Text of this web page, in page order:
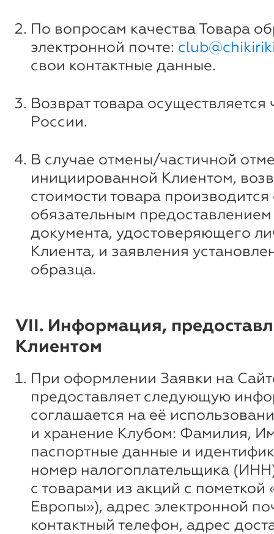
По вопросам качества Товара
электронной почте:
свои контактные данные.
Возврат товара осуществляется
России.
В случае отмены/частичной
инициированной Клиентом,
стоимости товара производится
обязательным
документа, удостоверяющего
Клиента, и заявления
образца.
VII. Информация,
Клиентом
При оформлении Заявки на
предоставляет следующую
соглашается на её
и хранение Клубом: Фамилия,
паспортные данные и
номер налогоплательщика
с товарами из акций с пометкой
Европы»), адрес электронной
контактный телефон, адрес